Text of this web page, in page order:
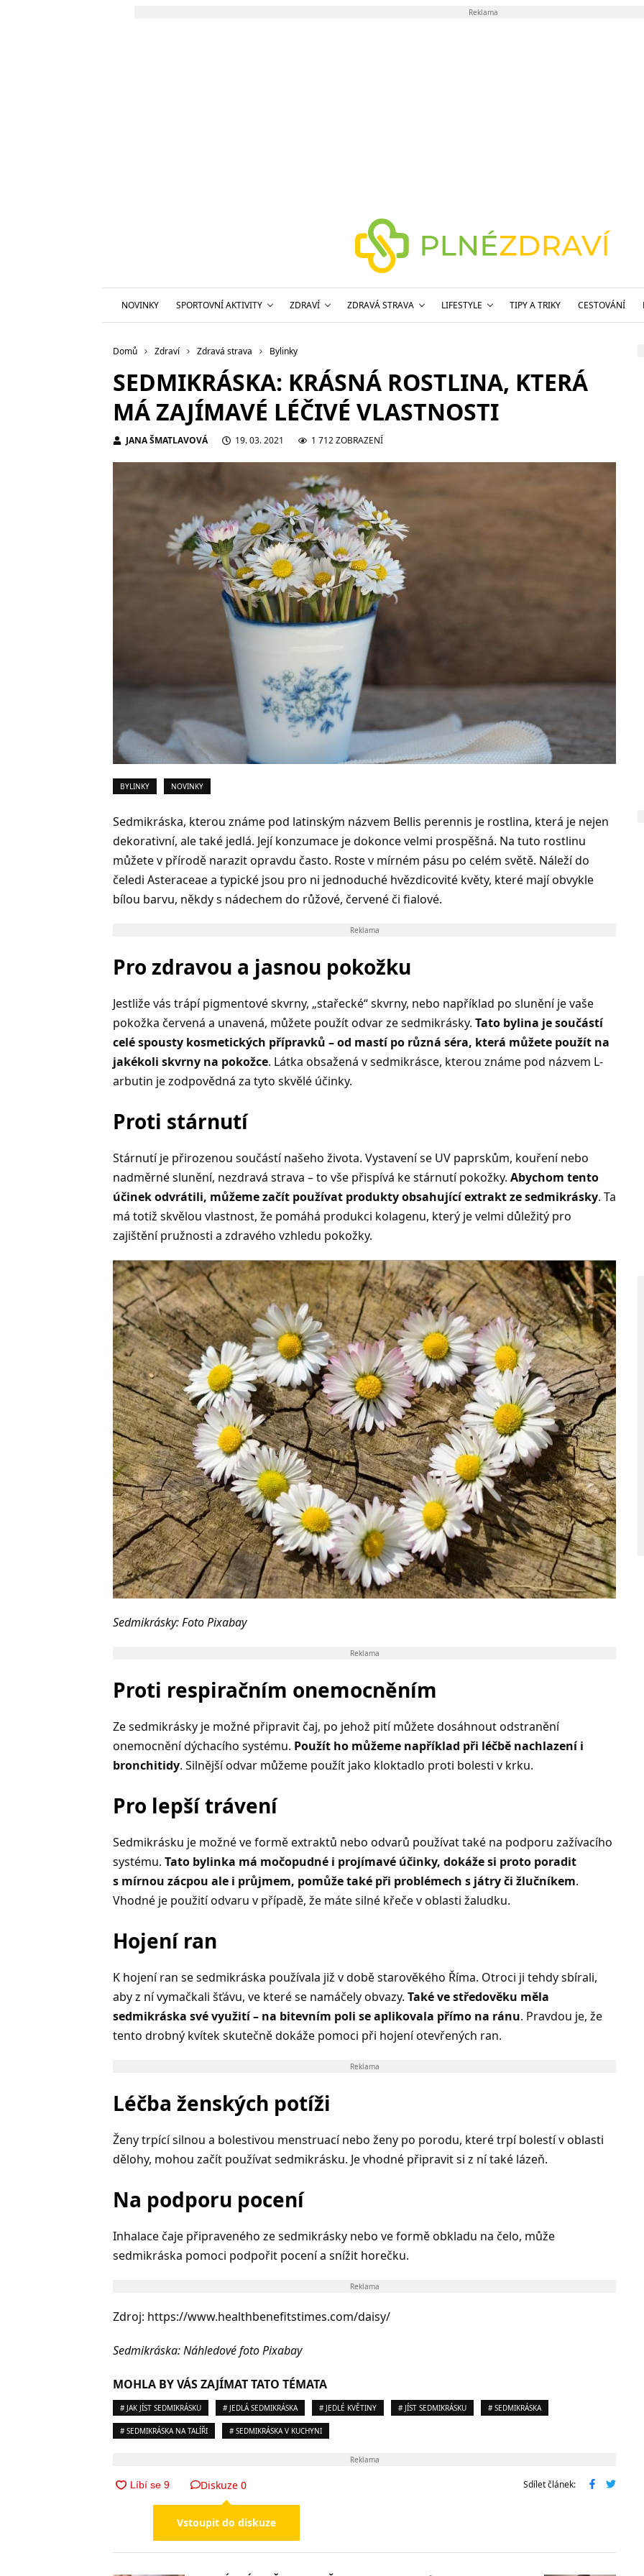
Reklama
NOVINKY SPORTOVNÍ AKTIVITY ZDRAVÍ ZDRAVÁ STRAVA LIFESTYLE TIPY A TRIKY CESTOVÁNÍ
Domů Zdraví Zdravá strava Bylinky
SEDMIKRÁSKA: KRÁSNÁ ROSTLINA, KTERÁ
MÁ ZAJÍMAVÉ LÉČIVÉ VLASTNOSTI
JANA ŠMATLAVOVÁ 19. 03. 2021 1 712 ZOBRAZENÍ
BYLINKY NOVINKY
Sedmikráska, kterou známe pod latinským názvem Bellis perennis je rostlina, která je nejen
dekorativní, ale také jedlá. Její konzumace je dokonce velmi prospěšná. Na tuto rostlinu
můžete v přírodě narazit opravdu často. Roste v mírném pásu po celém světě. Náleží do
čeledi Asteraceae a typické jsou pro ni jednoduché hvězdicovité květy, které mají obvykle
bílou barvu, někdy s nádechem do růžové, červené či fialové.
Reklama
Pro zdravou a jasnou pokožku
Jestliže vás trápí pigmentové skvrny, „stařecké“ skvrny, nebo například po slunění je vaše
pokožka červená a unavená, můžete použít odvar ze sedmikrásky. Tato bylina je součástí
celé spousty kosmetických přípravků – od mastí po různá séra, která můžete použít na
jakékoli skvrny na pokožce. Látka obsažená v sedmikrásce, kterou známe pod názvem L-
arbutin je zodpovědná za tyto skvělé účinky.
Proti stárnutí
Stárnutí je přirozenou součástí našeho života. Vystavení se UV paprskům, kouření nebo
nadměrné slunění, nezdravá strava – to vše přispívá ke stárnutí pokožky. Abychom tento
účinek odvrátili, můžeme začít používat produkty obsahující extrakt ze sedmikrásky. Ta
má totiž skvělou vlastnost, že pomáhá produkci kolagenu, který je velmi důležitý pro
zajištění pružnosti a zdravého vzhledu pokožky.
Sedmikrásky: Foto Pixabay
Reklama
Proti respiračním onemocněním
Ze sedmikrásky je možné připravit čaj, po jehož pití můžete dosáhnout odstranění
onemocnění dýchacího systému. Použít ho můžeme například při léčbě nachlazení i
bronchitidy. Silnější odvar můžeme použít jako kloktadlo proti bolesti v krku.
Pro lepší trávení
Sedmikrásku je možné ve formě extraktů nebo odvarů používat také na podporu zažívacího
systému. Tato bylinka má močopudné i projímavé účinky, dokáže si proto poradit
s mírnou zácpou ale i průjmem, pomůže také při problémech s játry či žlučníkem.
Vhodné je použití odvaru v případě, že máte silné křeče v oblasti žaludku.
Hojení ran
K hojení ran se sedmikráska používala již v době starověkého Říma. Otroci ji tehdy sbírali,
aby z ní vymačkali šťávu, ve které se namáčely obvazy. Také ve středověku měla
sedmikráska své využití – na bitevním poli se aplikovala přímo na ránu. Pravdou je, že
tento drobný kvítek skutečně dokáže pomoci při hojení otevřených ran.
Reklama
Léčba ženských potíži
Ženy trpící silnou a bolestivou menstruací nebo ženy po porodu, které trpí bolestí v oblasti
dělohy, mohou začít používat sedmikrásku. Je vhodné připravit si z ní také lázeň.
Na podporu pocení
Inhalace čaje připraveného ze sedmikrásky nebo ve formě obkladu na čelo, může
sedmikráska pomoci podpořit pocení a snížit horečku.
Reklama
Zdroj: https://www.healthbenefitstimes.com/daisy/
Sedmikráska: Náhledové foto Pixabay
MOHLA BY VÁS ZAJÍMAT TATO TÉMATA
# JAK JÍST SEDMIKRÁSKU # JEDLÁ SEDMIKRÁSKA # JEDLÉ KVĚTINY # JÍST SEDMIKRÁSKU # SEDMIKRÁSKA
# SEDMIKRÁSKA NA TALÍŘI # SEDMIKRÁSKA V KUCHYNI
Reklama
Diskuze 0
Vstoupit do diskuze
Sdílet článek: